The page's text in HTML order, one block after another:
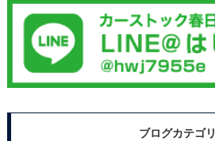
ブログカテゴリ